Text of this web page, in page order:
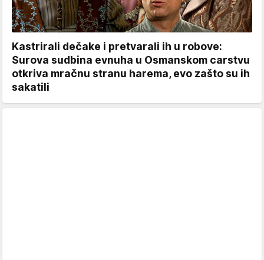
Kastrirali dečake i pretvarali ih u robove:
Surova sudbina evnuha u Osmanskom carstvu
otkriva mračnu stranu harema, evo zašto su ih
sakatili